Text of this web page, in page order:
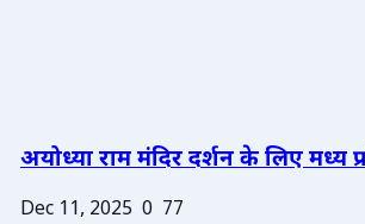
अयोध्या राम मंदिर दर्शन के लिए मध्य
Dec 11, 2025 0 77